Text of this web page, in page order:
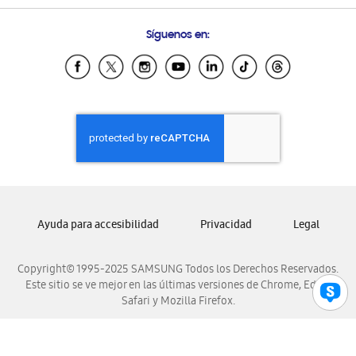
Samsung Ecuador
Samsung El Salvador
Samsung Honduras
Samsung Nicaragua
Samsung Panamá
Samsung Venezuela
Síguenos en:
Copyright© 1995-2025 SAMSUNG Todos los Derechos Reservados.
Este sitio se ve mejor en las últimas versiones de Chrome, Edge,
Safari y Mozilla Firefox.
Ayuda para accesibilidad Privacidad Legal